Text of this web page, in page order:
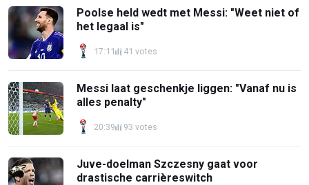
Poolse held wedt met Messi: "Weet niet of
het legaal is"
17:11 41 votes
Messi laat geschenkje liggen: "Vanaf nu is
alles penalty"
20:39 93 votes
Juve-doelman Szczesny gaat voor
drastische carrièreswitch